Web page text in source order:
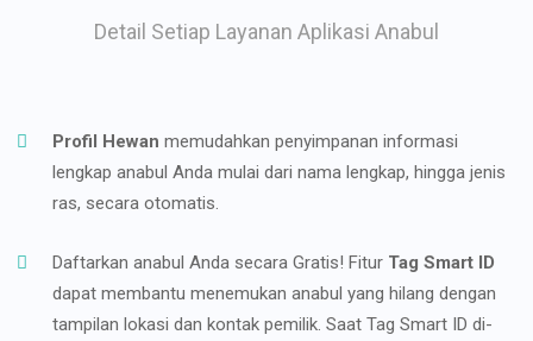
Detail Setiap Layanan Aplikasi Anabul
Profil Hewan memudahkan penyimpanan informasi
lengkap anabul Anda mulai dari nama lengkap, hingga jenis
ras, secara otomatis.
Daftarkan anabul Anda secara Gratis! Fitur Tag Smart ID
dapat membantu menemukan anabul yang hilang dengan
tampilan lokasi dan kontak pemilik. Saat Tag Smart ID di-